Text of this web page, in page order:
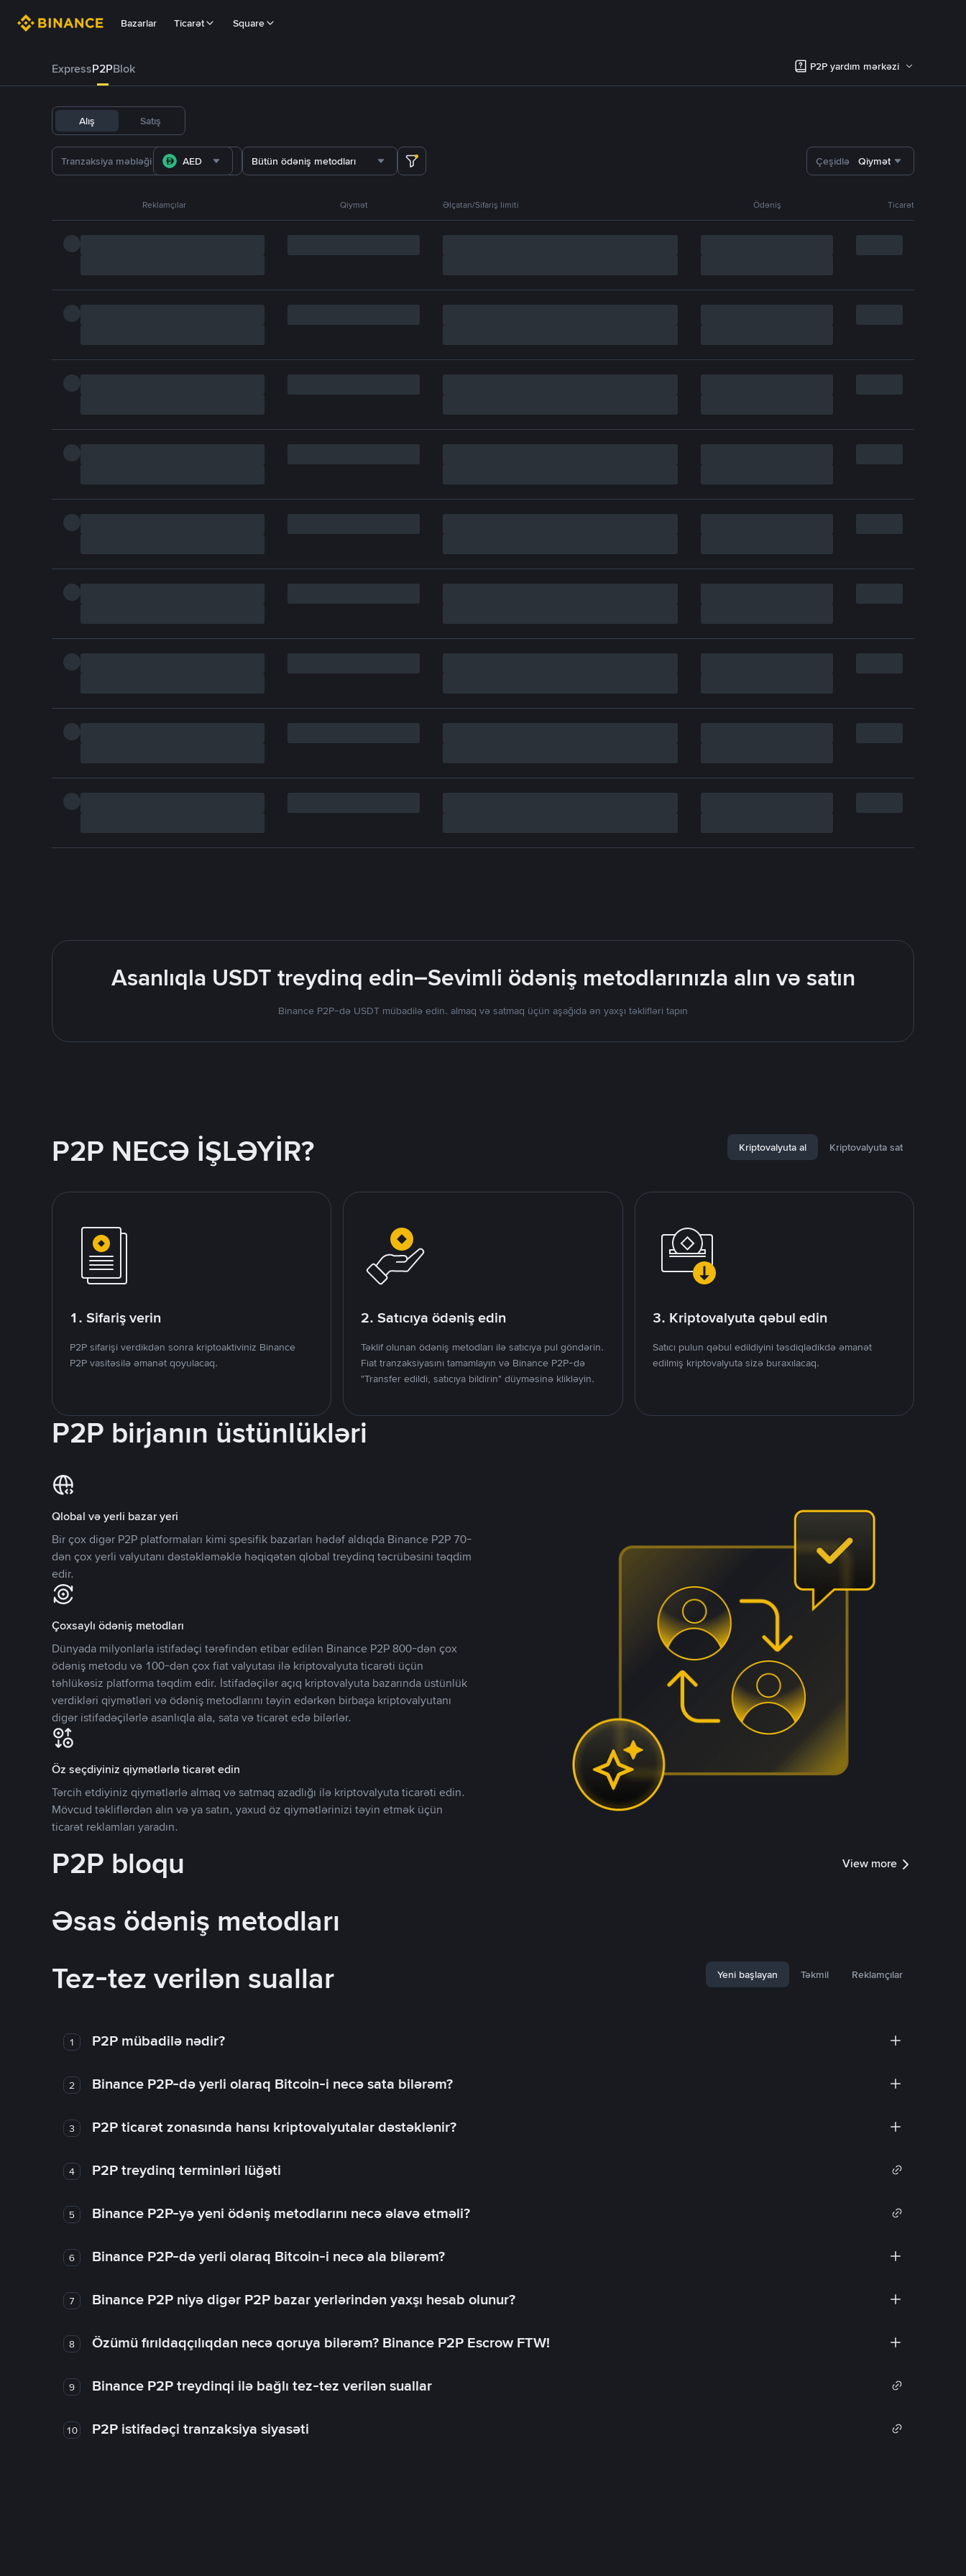
Bazarlar Ticarət Square
ExpressP2PBlok P2P yardım mərkəzi
Alış Satış
AED Bütün ödəniş metodları Çeşidlə Qiymət
Reklamçılar Qiymət Əlçatan/Sifariş limiti Ödəniş Ticarət
Asanlıqla USDT treydinq edin–Sevimli ödəniş metodlarınızla alın və satın
Binance P2P-də USDT mübadilə edin. almaq və satmaq üçün aşağıda ən yaxşı təklifləri tapın
P2P NECƏ İŞLƏYİR? Kriptovalyuta al Kriptovalyuta sat
1. Sifariş verin
P2P sifarişi verdikdən sonra kriptoaktiviniz Binance
P2P vasitəsilə əmanət qoyulacaq.
2. Satıcıya ödəniş edin
Təklif olunan ödəniş metodları ilə satıcıya pul göndərin.
Fiat tranzaksiyasını tamamlayın və Binance P2P-də
"Transfer edildi, satıcıya bildirin" düyməsinə klikləyin.
3. Kriptovalyuta qəbul edin
Satıcı pulun qəbul edildiyini təsdiqlədikdə əmanət
edilmiş kriptovalyuta sizə buraxılacaq.
P2P birjanın üstünlükləri
Qlobal və yerli bazar yeri
Bir çox digər P2P platformaları kimi spesifik bazarları hədəf aldıqda Binance P2P 70-
dən çox yerli valyutanı dəstəkləməklə həqiqətən qlobal treydinq təcrübəsini təqdim
edir.
Çoxsaylı ödəniş metodları
Dünyada milyonlarla istifadəçi tərəfindən etibar edilən Binance P2P 800-dən çox
ödəniş metodu və 100-dən çox fiat valyutası ilə kriptovalyuta ticarəti üçün
təhlükəsiz platforma təqdim edir. İstifadəçilər açıq kriptovalyuta bazarında üstünlük
verdikləri qiymətləri və ödəniş metodlarını təyin edərkən birbaşa kriptovalyutanı
digər istifadəçilərlə asanlıqla ala, sata və ticarət edə bilərlər.
Öz seçdiyiniz qiymətlərlə ticarət edin
Tərcih etdiyiniz qiymətlərlə almaq və satmaq azadlığı ilə kriptovalyuta ticarəti edin.
Mövcud təkliflərdən alın və ya satın, yaxud öz qiymətlərinizi təyin etmək üçün
ticarət reklamları yaradın.
P2P bloqu View more
Əsas ödəniş metodları
Tez-tez verilən suallar
Yeni başlayan Təkmil Reklamçılar
1 P2P mübadilə nədir?
2 Binance P2P-də yerli olaraq Bitcoin-i necə sata bilərəm?
3 P2P ticarət zonasında hansı kriptovalyutalar dəstəklənir?
4 P2P treydinq terminləri lüğəti
5 Binance P2P-yə yeni ödəniş metodlarını necə əlavə etməli?
6 Binance P2P-də yerli olaraq Bitcoin-i necə ala bilərəm?
7 Binance P2P niyə digər P2P bazar yerlərindən yaxşı hesab olunur?
8 Özümü fırıldaqçılıqdan necə qoruya bilərəm? Binance P2P Escrow FTW!
9 Binance P2P treydinqi ilə bağlı tez-tez verilən suallar
10 P2P istifadəçi tranzaksiya siyasəti